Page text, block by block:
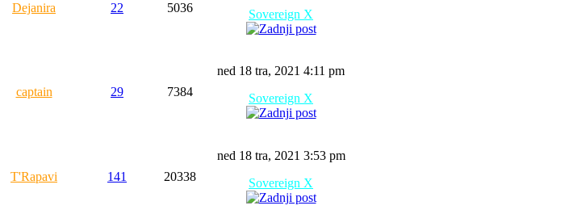
Dejanira 22 5036
Sovereign X
captain 29 7384
ned 18 tra, 2021 4:11 pm
Sovereign X
T'Rapavi 141 20338
ned 18 tra, 2021 3:53 pm
Sovereign X